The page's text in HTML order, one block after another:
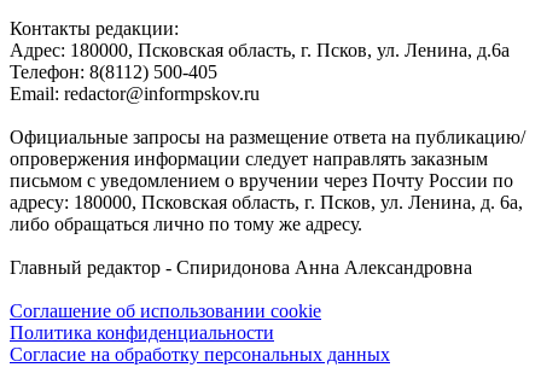
Контакты редакции:
Адреc: 180000, Псковская область, г. Псков, ул. Ленина, д.6а
Телефон: 8(8112) 500-405
Email: redactor@informpskov.ru
Официальные запросы на размещение ответа на публикацию/
опровержения информации следует направлять заказным
письмом с уведомлением о вручении через Почту России по
адресу: 180000, Псковская область, г. Псков, ул. Ленина, д. 6а,
либо обращаться лично по тому же адресу.
Главный редактор - Спиридонова Анна Александровна
Соглашение об использовании cookie
Политика конфиденциальности
Согласие на обработку персональных данных